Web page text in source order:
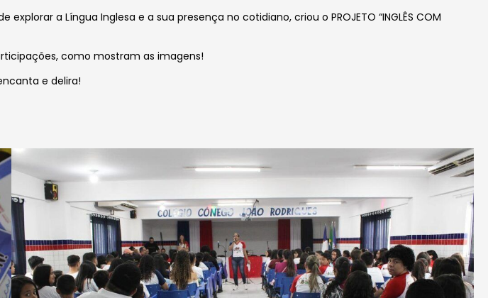
a Língua Inglesa e a sua presença no cotidiano, criou o PROJETO “INGLÊS COM
como mostram as imagens!
e delira!